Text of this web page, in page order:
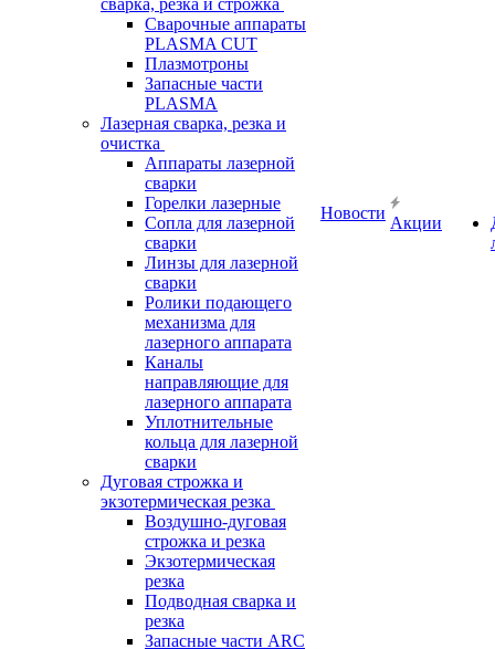
сварка, резка и строжка
Сварочные аппараты
PLASMA CUT
Плазмотроны
Запасные части
PLASMA
Лазерная сварка, резка и
очистка
Аппараты лазерной
сварки
Горелки лазерные
Сопла для лазерной
сварки
Линзы для лазерной
сварки
Ролики подающего
механизма для
лазерного аппарата
Каналы
направляющие для
лазерного аппарата
Уплотнительные
кольца для лазерной
сварки
Дуговая строжка и
экзотермическая резка
Воздушно-дуговая
строжка и резка
Экзотермическая
резка
Подводная сварка и
резка
Запасные части ARC
Новости
Акции